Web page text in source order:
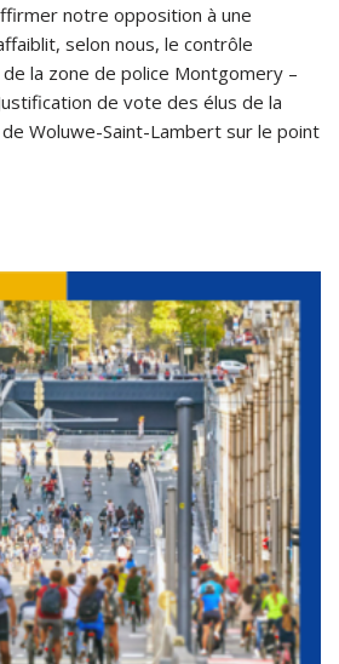
notre opposition à une
selon nous, le contrôle
la zone de police Montgomery –
de vote des élus de la
Woluwe-Saint-Lambert sur le point